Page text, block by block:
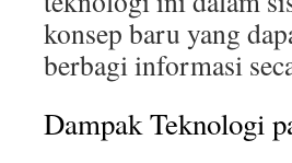
konsep baru yang
berbagi informasi
Dampak Teknologi